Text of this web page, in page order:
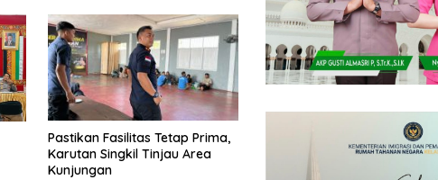
Pastikan Fasilitas Tetap Prima,
Karutan Singkil Tinjau Area
Kunjungan